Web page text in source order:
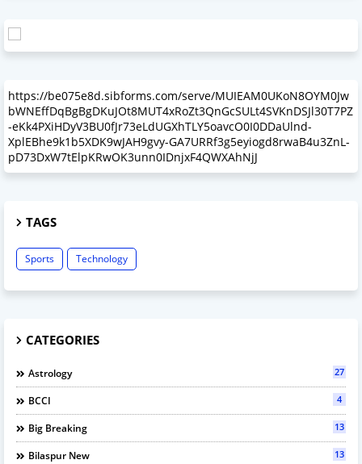
https://be075e8d.sibforms.com/serve/MUIEAM0UKoN8OYM0Jw
bWNEffDqBgBgDKuJOt8MUT4xRoZt3QnGcSULt4SVKnDSJl30T7PZ
-eKk4PXiHDyV3BU0fJr73eLdUGXhTLY5oavcO0I0DDaUlnd-
XplEBhe9k1b5XDK9wJAH9gvy-GA7URRf3g5eyiogd8rwaB4u3ZnL-
pD73DxW7tElpKRwOK3unn0IDnjxF4QWXAhNjJ
TAGS
Sports Technology
CATEGORIES
Astrology 27
BCCI 4
Big Breaking 13
Bilaspur New 13